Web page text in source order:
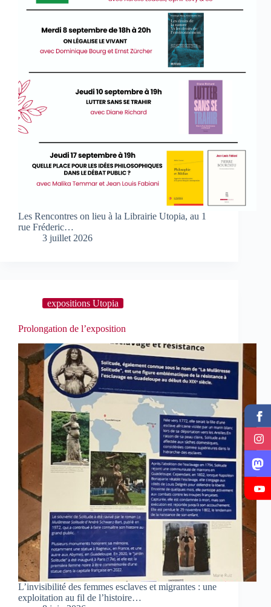
Les Rencontres on lieu à la Librairie Utopia, au 1
rue Fréderic…
3 juillet 2026
expositions Utopia
Prolongation de l’exposition
L’invisibilité des femmes esclaves et migrantes : une
exploitation au fil de l’histoire…